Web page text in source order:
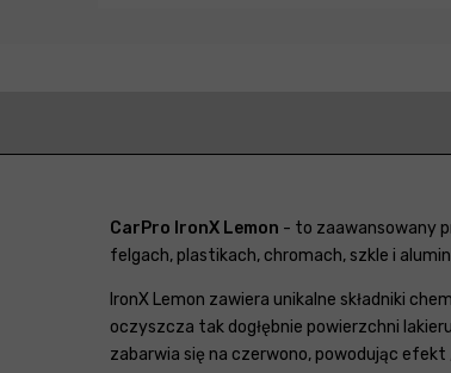
CarPro IronX Lemon - to zaawansowany
felgach, plastikach, chromach, szkle i
IronX Lemon zawiera unikalne składniki
oczyszcza tak dogłębnie powierzchni
zabarwia się na czerwono, powodując efekt